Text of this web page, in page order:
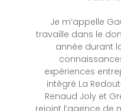
Je m’appelle
travaille dans le
année durant
expériences
intégré La
Renaud Joly et